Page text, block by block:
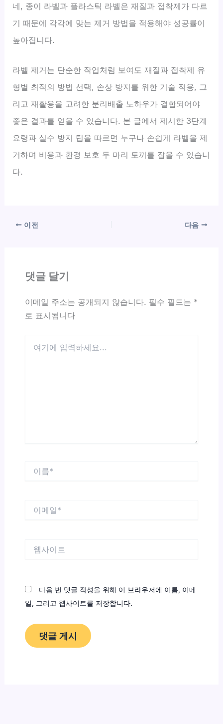
네, 종이 라벨과 플라스틱 라벨은 재질과 접착제가 다르
기 때문에 각각에 맞는 제거 방법을 적용해야 성공률이
높아집니다.
라벨 제거는 단순한 작업처럼 보여도 재질과 접착제 유
형별 최적의 방법 선택, 손상 방지를 위한 기술 적용, 그
리고 재활용을 고려한 분리배출 노하우가 결합되어야
좋은 결과를 얻을 수 있습니다. 본 글에서 제시한 3단계
요령과 실수 방지 팁을 따르면 누구나 손쉽게 라벨을 제
거하며 비용과 환경 보호 두 마리 토끼를 잡을 수 있습니
다.
이전 다음
댓글 달기
이메일 주소는 공개되지 않습니다. 필수 필드는 *
로 표시됩니다
다음 번 댓글 작성을 위해 이 브라우저에 이름, 이메
일, 그리고 웹사이트를 저장합니다.